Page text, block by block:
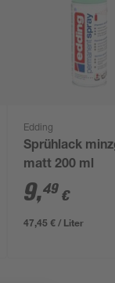
Edding
Sprühlack
matt 200 ml
9,49 €
47,45 € / Liter